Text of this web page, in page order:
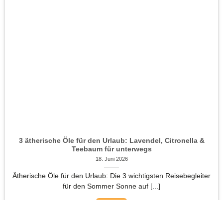
3 ätherische Öle für den Urlaub: Lavendel, Citronella &
Teebaum für unterwegs
18. Juni 2026
Ätherische Öle für den Urlaub: Die 3 wichtigsten Reisebegleiter
für den Sommer Sonne auf [...]